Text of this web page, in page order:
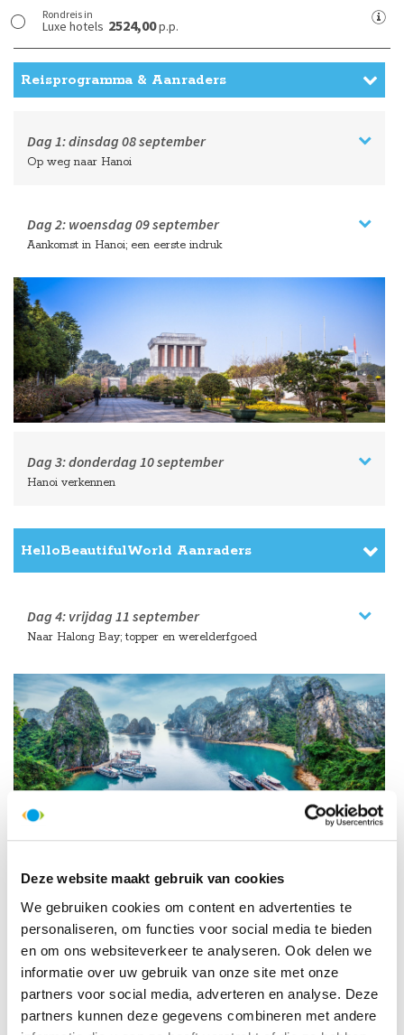
Deze website maakt gebruik van cookies
We gebruiken cookies om content en advertenties te
personaliseren, om functies voor social media te bieden
en om ons websiteverkeer te analyseren. Ook delen we
informatie over uw gebruik van onze site met onze
partners voor social media, adverteren en analyse. Deze
partners kunnen deze gegevens combineren met andere
Rondreis in
Luxe hotels 2524,00p.p.
Reisprogramma & Aanraders
Dag 1:dinsdag 08 september
Op weg naar Hanoi
Dag 2: woensdag 09 september
Aankomst in Hanoi; een eerste indruk
Dag 3:donderdag 10 september
Hanoi verkennen
HelloBeautifulWorld Aanraders
Dag 4: vrijdag 11 september
Naar Halong Bay; topper en werelderfgoed
Van Halong Bay naar Hoi An